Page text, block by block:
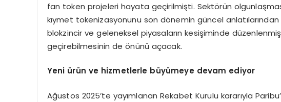
fan token projeleri hayata geçirilmişti. Sektörün
kıymet tokenizasyonunu son dönemin güncel
blokzincir ve geleneksel piyasaların kesişiminde
geçirebilmesinin de önünü açacak.
Yeni ürün ve hizmetlerle büyümeye devam ediyor
Ağustos 2025’te yayımlanan Rekabet Kurulu kararıyla